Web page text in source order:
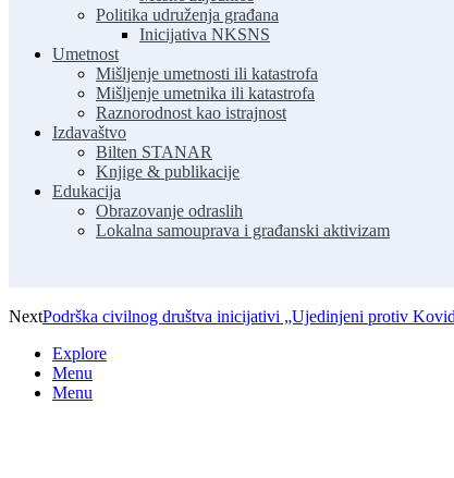
Politika udruženja građana
Inicijativa NKSNS
Umetnost
Mišljenje umetnosti ili katastrofa
Mišljenje umetnika ili katastrofa
Raznorodnost kao istrajnost
Izdavaštvo
Bilten STANAR
Knjige & publikacije
Edukacija
Obrazovanje odraslih
Lokalna samouprava i građanski aktivizam
NextPodrška civilnog društva inicijativi „Ujedinjeni protiv
Explore
Menu
Menu